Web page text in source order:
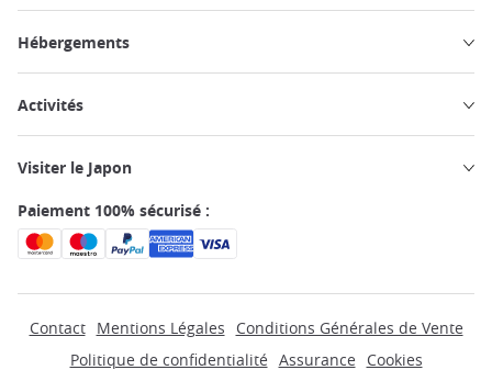
Hébergements
Activités
Visiter le Japon
Paiement 100% sécurisé :
Contact Mentions Légales
Conditions Générales de Vente
Politique de confidentialité Assurance Cookies